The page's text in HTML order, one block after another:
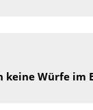
keine Würfe im